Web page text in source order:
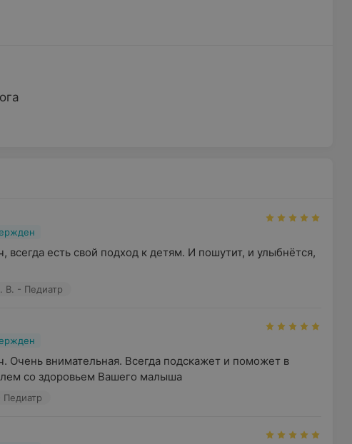
всегда есть свой подход к детям. И пошутит, и улыбнётся,
В. - Педиатр
Очень внимательная. Всегда подскажет и поможет в
со здоровьем Вашего малыша